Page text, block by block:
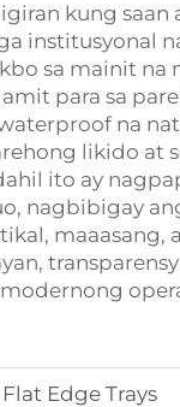
kung saan
institusyonal
sa mainit na
para sa
na
likido at
ito ay
nagbibigay
maaasang,
Edge Trays